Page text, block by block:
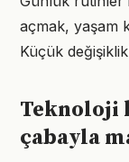
açmak, yaşam
Küçük
Teknoloji
çabayla